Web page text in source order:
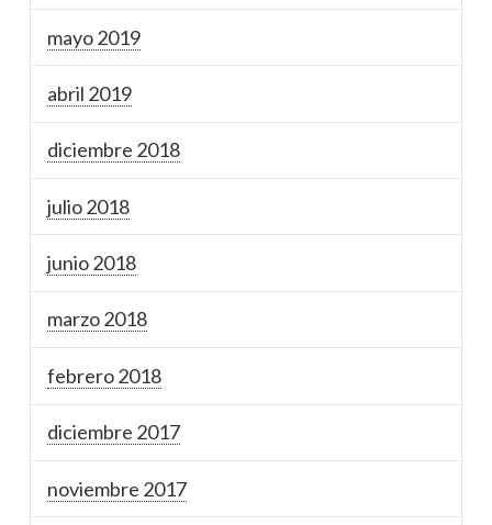
mayo 2019
abril 2019
diciembre 2018
julio 2018
junio 2018
marzo 2018
febrero 2018
diciembre 2017
noviembre 2017